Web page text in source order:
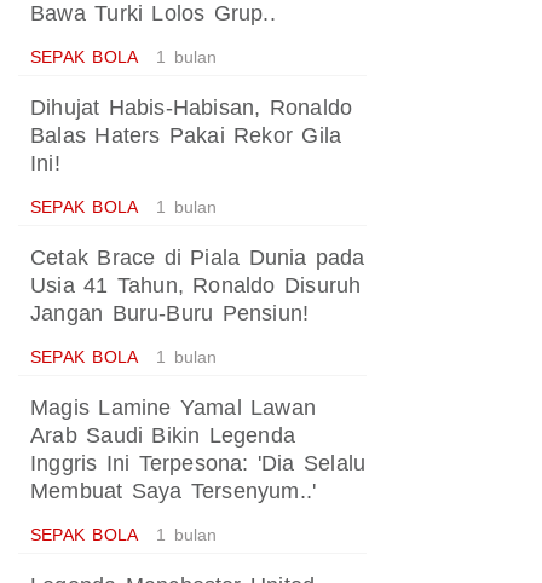
Bawa Turki Lolos Grup..
SEPAK BOLA 1 bulan
Dihujat Habis-Habisan, Ronaldo
Balas Haters Pakai Rekor Gila
Ini!
SEPAK BOLA 1 bulan
Cetak Brace di Piala Dunia pada
Usia 41 Tahun, Ronaldo Disuruh
Jangan Buru-Buru Pensiun!
SEPAK BOLA 1 bulan
Magis Lamine Yamal Lawan
Arab Saudi Bikin Legenda
Inggris Ini Terpesona: 'Dia Selalu
Membuat Saya Tersenyum..'
SEPAK BOLA 1 bulan